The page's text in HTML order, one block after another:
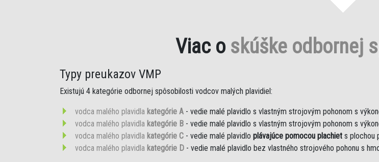
Viac o skúške odbornej
Typy preukazov VMP
Existujú 4 kategórie odbornej spôsobilosti vodcov malých plavidiel:
vodca malého plavidla kategórie A - vedie malé plavidlo s vlastným strojovým pohonom s
vodca malého plavidla kategórie B - vedie malé plavidlo s vlastným strojovým pohonom s
vodca malého plavidla kategórie C - vedie malé plavidlo plávajúce pomocou plachiet s plochou
vodca malého plavidla kategórie D - vedie malé plavidlo bez vlastného strojového pohonu s